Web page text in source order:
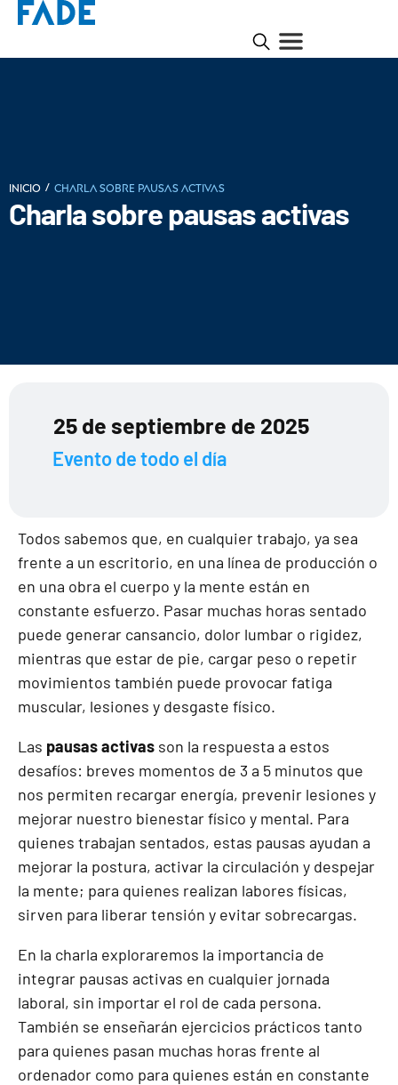
INICIO / Charla sobre pausas activas
Charla sobre pausas activas
25 de septiembre de 2025
Evento de todo el día
Todos sabemos que, en cualquier trabajo, ya sea
frente a un escritorio, en una línea de producción o
en una obra el cuerpo y la mente están en
constante esfuerzo. Pasar muchas horas sentado
puede generar cansancio, dolor lumbar o rigidez,
mientras que estar de pie, cargar peso o repetir
movimientos también puede provocar fatiga
muscular, lesiones y desgaste físico.
Las pausas activas son la respuesta a estos
desafíos: breves momentos de 3 a 5 minutos que
nos permiten recargar energía, prevenir lesiones y
mejorar nuestro bienestar físico y mental. Para
quienes trabajan sentados, estas pausas ayudan a
mejorar la postura, activar la circulación y despejar
la mente; para quienes realizan labores físicas,
sirven para liberar tensión y evitar sobrecargas.
En la charla exploraremos la importancia de
integrar pausas activas en cualquier jornada
laboral, sin importar el rol de cada persona.
También se enseñarán ejercicios prácticos tanto
para quienes pasan muchas horas frente al
ordenador como para quienes están en constante